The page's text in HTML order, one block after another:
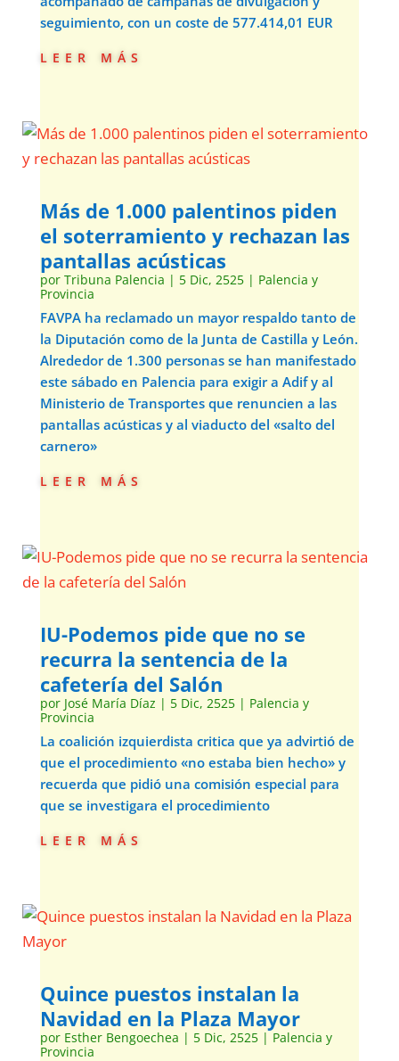
seguimiento, con un coste de 577.414,01 EUR
leer más
Más de 1.000 palentinos piden
el soterramiento y rechazan las
pantallas acústicas
por Tribuna Palencia | 5 Dic, 2525| Palencia y
Provincia
FAVPA ha reclamado un mayor respaldo tanto de
la Diputación como de la Junta de Castilla y León.
Alrededor de 1.300 personas se han manifestado
este sábado en Palencia para exigir a Adif y al
Ministerio de Transportes que renuncien a las
pantallas acústicas y al viaducto del «salto del
carnero»
leer más
IU-Podemos pide que no se
recurra la sentencia de la
cafetería del Salón
por José María Díaz | 5 Dic, 2525| Palencia y
Provincia
La coalición izquierdista critica que ya advirtió de
que el procedimiento «no estaba bien hecho» y
recuerda que pidió una comisión especial para
que se investigara el procedimiento
leer más
Quince puestos instalan la
Navidad en la Plaza Mayor
por Esther Bengoechea | 5 Dic, 2525| Palencia y
Provincia